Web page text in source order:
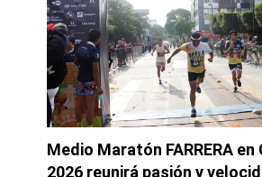
Medio Maratón FARRERA en
2026 reunirá pasión y